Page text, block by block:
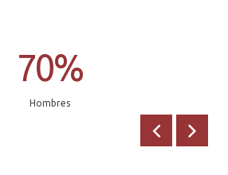
70%
Hombres
Anterior